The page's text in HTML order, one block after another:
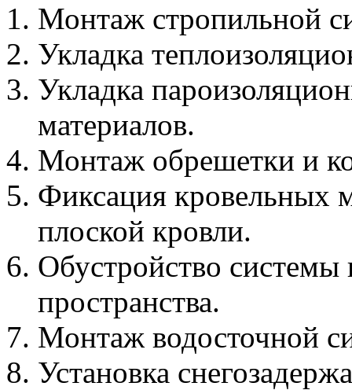
Монтаж стропильной
Укладка
Укладка
материалов.
Монтаж обрешетки и
Фиксация кровельных
плоской кровли.
Обустройство системы
пространства.
Монтаж водосточной
Установка